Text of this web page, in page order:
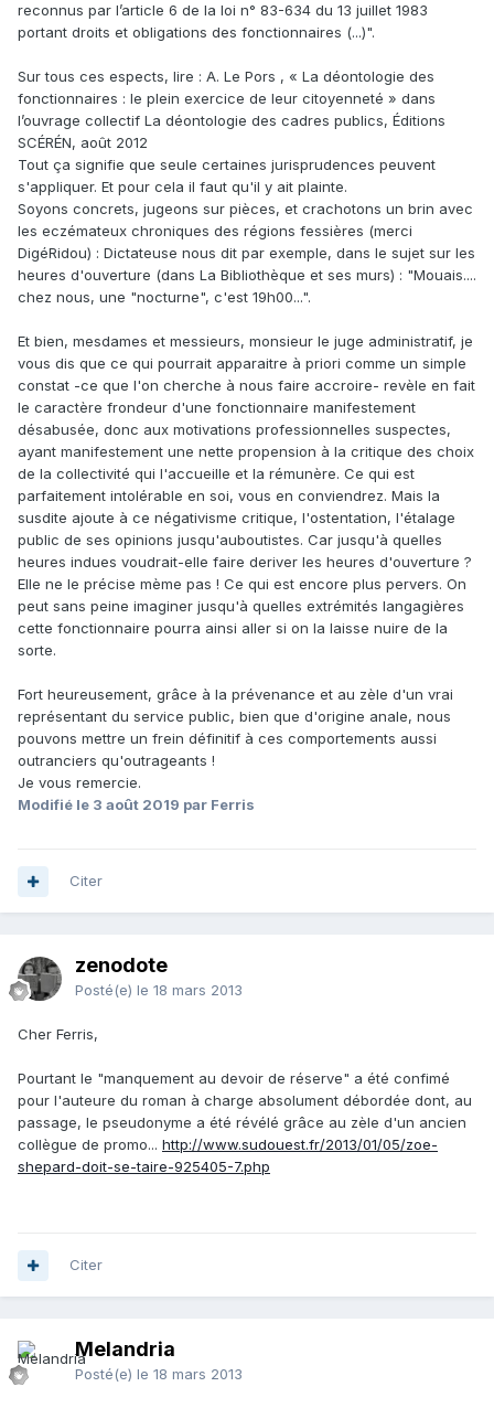
reconnus par l’article 6 de la loi n° 83-634 du 13 juillet 1983
portant droits et obligations des fonctionnaires (...)".
Sur tous ces espects, lire : A. Le Pors , « La déontologie des
fonctionnaires : le plein exercice de leur citoyenneté » dans
l’ouvrage collectif La déontologie des cadres publics, Éditions
SCÉRÉN, août 2012
Tout ça signifie que seule certaines jurisprudences peuvent
s'appliquer. Et pour cela il faut qu'il y ait plainte.
Soyons concrets, jugeons sur pièces, et crachotons un brin avec
les eczémateux chroniques des régions fessières (merci
DigéRidou) : Dictateuse nous dit par exemple, dans le sujet sur les
heures d'ouverture (dans La Bibliothèque et ses murs) : "Mouais....
chez nous, une "nocturne", c'est 19h00...".
Et bien, mesdames et messieurs, monsieur le juge administratif, je
vous dis que ce qui pourrait apparaitre à priori comme un simple
constat -ce que l'on cherche à nous faire accroire- revèle en fait
le caractère frondeur d'une fonctionnaire manifestement
désabusée, donc aux motivations professionnelles suspectes,
ayant manifestement une nette propension à la critique des choix
de la collectivité qui l'accueille et la rémunère. Ce qui est
parfaitement intolérable en soi, vous en conviendrez. Mais la
susdite ajoute à ce négativisme critique, l'ostentation, l'étalage
public de ses opinions jusqu'auboutistes. Car jusqu'à quelles
heures indues voudrait-elle faire deriver les heures d'ouverture ?
Elle ne le précise mème pas ! Ce qui est encore plus pervers. On
peut sans peine imaginer jusqu'à quelles extrémités langagières
cette fonctionnaire pourra ainsi aller si on la laisse nuire de la
sorte.
Fort heureusement, grâce à la prévenance et au zèle d'un vrai
représentant du service public, bien que d'origine anale, nous
pouvons mettre un frein définitif à ces comportements aussi
outranciers qu'outrageants !
Je vous remercie.
Modifié le 3 août 2019 par Ferris
Citer
zenodote
Posté(e) le 18 mars 2013
Cher Ferris,
Pourtant le "manquement au devoir de réserve" a été confimé
pour l'auteure du roman à charge absolument débordée dont, au
passage, le pseudonyme a été révélé grâce au zèle d'un ancien
collègue de promo... http://www.sudouest.fr/2013/01/05/zoe-
shepard-doit-se-taire-925405-7.php
Citer
Melandria
Posté(e) le 18 mars 2013